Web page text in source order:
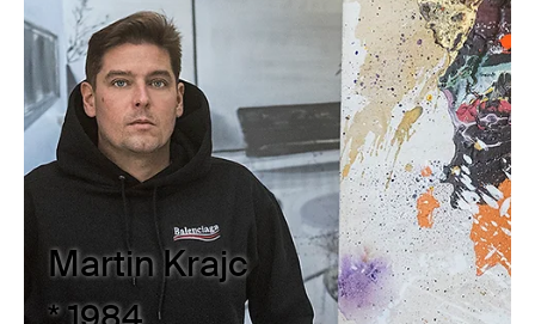
Martin Krajc